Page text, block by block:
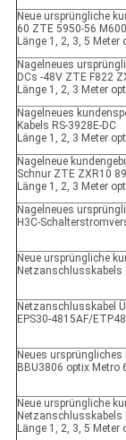
Neue ursprüngliche
60 ZTE 5950-56
Länge 1, 2, 3, 5 Meter
Nagelneues
DCs -48V ZTE F822
Länge 1, 2, 3 Meter
Nagelneues
Kabels RS-3928E-DC
Länge 1, 2, 3 Meter
Nagelneue
Schnur ZTE ZXR10
Länge 1, 2, 3 Meter
Nagelneues
H3C-
Neue ursprüngliche
Netzanschlusskabels
Netzanschlusskabel
EPS30-4815AF/
Neues
BBU3806 optix Metro
Neue ursprüngliche
Netzanschlusskabels
Länge 1, 2, 3, 5 Meter